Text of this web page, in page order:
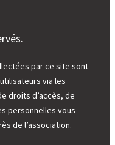
par ce site sont
via les
droits d’accès, de
personnelles vous
de l’association.